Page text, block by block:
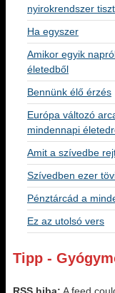
nyirokrendszer
Ha egyszer
Amikor egyik
életedből
Bennünk élő érzés
Európa változó
mindennapi
Amit a szívedbe
Szívedben ezer
Pénztárcád a
Ez az utolsó vers
Tipp -